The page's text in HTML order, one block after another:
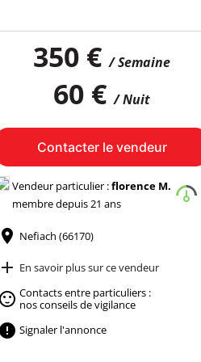
350 €/ Semaine
60 €/ Nuit
Contacter le vendeur
Vendeur particulier :florence M.
membre depuis 21 ans
Nefiach (66170)
En savoir plus sur ce vendeur
Contacts entre particuliers :
nos conseils de vigilance
Signaler l'annonce